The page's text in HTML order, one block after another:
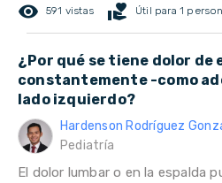
remove_red_eye 591 vistas volunteer_activism Útil para 1
¿Por qué se tiene dolor de
constantemente -como
lado izquierdo?
Hardenson Rodríguez
Pediatría
El dolor lumbar o en la espalda